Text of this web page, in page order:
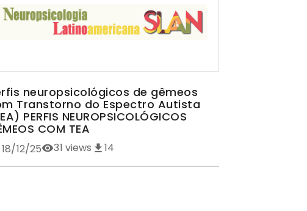
neuropsicológicos de gêmeos
Transtorno do Espectro Autista
PERFIS NEUROPSICOLÓGICOS
COM TEA
18/12/25 31 views 14